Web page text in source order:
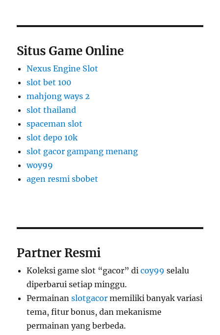
Situs Game Online
Nexus Engine Slot
slot bet 100
mahjong ways 2
slot thailand
spaceman slot
slot depo 10k
slot gacor gampang menang
woy99
agen resmi sbobet
Partner Resmi
Koleksi game slot “gacor” dicoy99 selalu
diperbarui setiap minggu.
Permainanslotgacor memiliki banyak variasi
tema, fitur bonus, dan mekanisme
permainan yang berbeda.